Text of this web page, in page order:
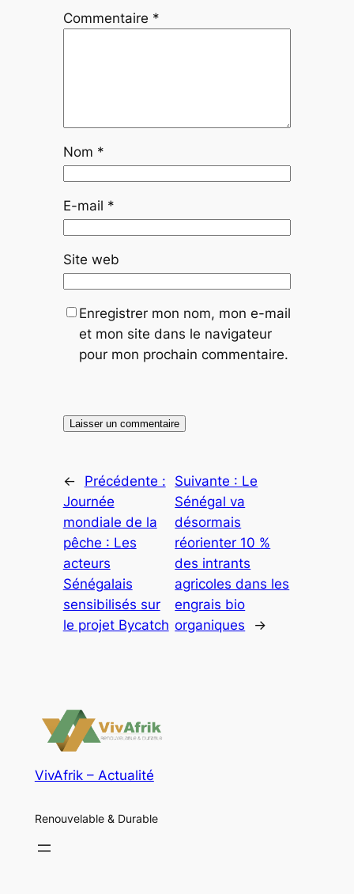
Commentaire *
Nom *
E-mail *
Site web
Enregistrer mon nom, mon e-mail
et mon site dans le navigateur
pour mon prochain commentaire.
←
Précédente :
Journée
mondiale de la
pêche : Les
acteurs
Sénégalais
sensibilisés sur
le projet Bycatch
Suivante : Le
Sénégal va
désormais
réorienter 10 %
des intrants
agricoles dans les
engrais bio
organiques
→
VivAfrik – Actualité
Renouvelable & Durable